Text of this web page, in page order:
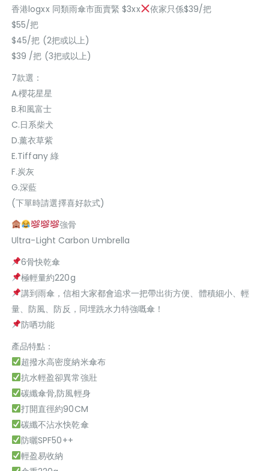
香港logxx 同類雨傘市面賣緊 $3xx
依家只係$39/把
$55/把
$45/把 (2把或以上)
$39 /把 (3把或以上)
7款選：
A.櫻花星星
B.和風富士
C.日系柴犬
D.薰衣草紫
E.Tiffany 綠
F.炭灰
G.深藍
(下單時請選擇喜好款式)
強骨
Ultra-Light Carbon Umbrella
6骨快乾傘
極輕量約220g
講到雨傘，信相大家都會追求一把帶出街方便、體積細小、輕
量、防風、防反，同埋跣水力特強嘅傘！
防哂功能
產品特點：
超撥水高密度納米傘布
抗水輕盈卻異常強壯
碳纖傘骨,防風輕身
打開直徑約90CM
碳纖不沾水快乾傘
防曬SPF50++
輕盈易收納